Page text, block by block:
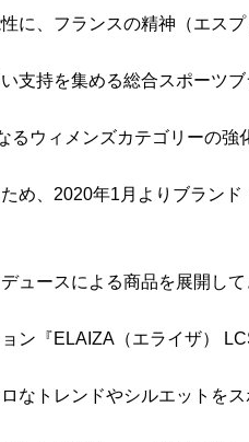
に、フランスの精神（エス
支持を集める総合スポーツブ
るウィメンズカテゴリーの
め、2020年1月よりブラン
ュースによる商品を展開して
ン『ELAIZA（エライザ）
なトレンドやシルエットを